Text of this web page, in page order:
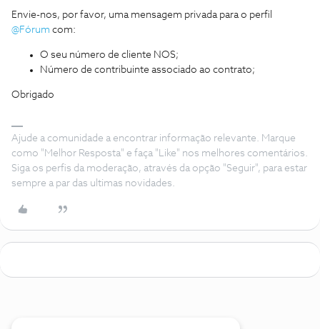
Envie-nos, por favor, uma mensagem privada para o perfil
@Fórum com:
O seu número de cliente NOS;
Número de contribuinte associado ao contrato;
Obrigado
Ajude a comunidade a encontrar informação relevante. Marque
como "Melhor Resposta" e faça "Like" nos melhores comentários.
Siga os perfis da moderação, através da opção "Seguir", para estar
sempre a par das ultimas novidades.